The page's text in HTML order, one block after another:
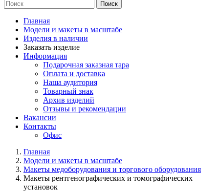
Поиск
Главная
Модели и макеты в масштабе
Изделия в наличии
Заказать изделие
Информация
Подарочная заказная тара
Оплата и доставка
Наша аудитория
Товарный знак
Архив изделий
Отзывы и рекомендации
Вакансии
Контакты
Офис
Главная
Модели и макеты в масштабе
Макеты медоборудования и торгового оборудования
Макеты рентгенографических и томографических
установок